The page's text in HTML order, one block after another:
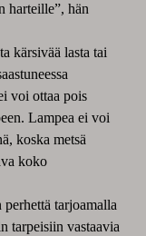
harteille”, hän
kärsivää lasta tai
voi ottaa pois
Lampea ei voi
koska metsä
koko
perhettä tarjoamalla
tarpeisiin vastaavia